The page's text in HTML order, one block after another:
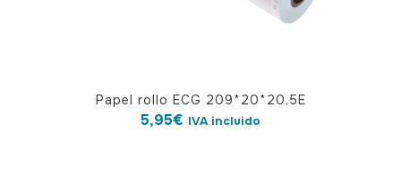
Papel rollo ECG 209*20*20,5E
5,95€ IVA incluido